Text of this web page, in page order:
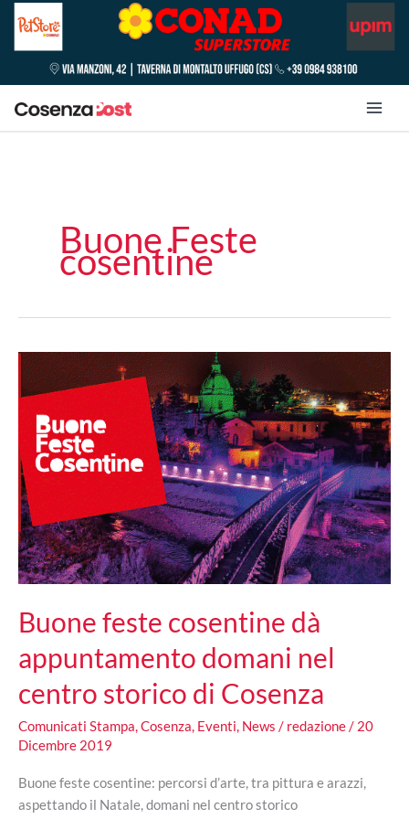
Buone Feste
cosentine
Buone feste cosentine dà
appuntamento domani nel
centro storico di Cosenza
Comunicati Stampa,Cosenza, Eventi, News / redazione/ 20
Dicembre 2019
Buone feste cosentine: percorsi d’arte, tra pittura e arazzi,
aspettando il Natale, domani nel centro storico